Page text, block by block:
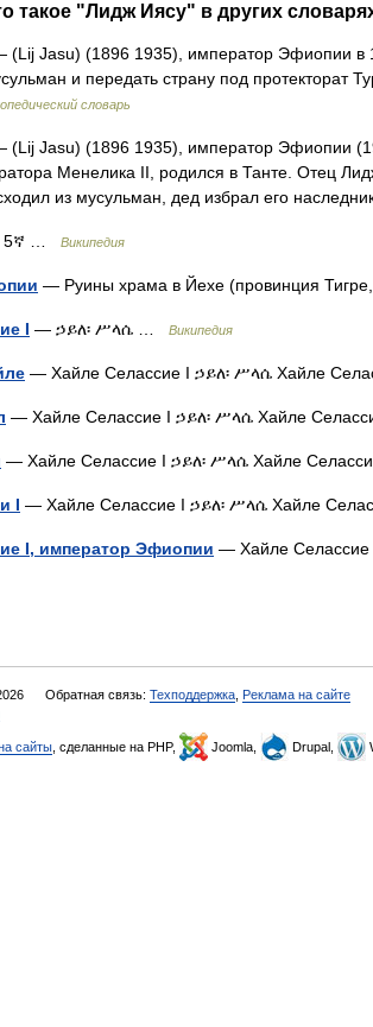
такое "Лидж Иясу" в других
(Lij Jasu) (1896 1935), император Эфиопии в
и передать страну под протекторат
словарь
(Lij Jasu) (1896 1935), император Эфиопии
Менелика II, родился в Танте. Отец
из мусульман, дед избрал его
5ኛ … Википедия
— Руины храма в Йехе (провинция
I — ኃይለ፡ ሥላሴ … Википедия
— Хайле Селассие I ኃይለ፡ ሥላሴ Хайле
— Хайле Селассие I ኃይለ፡ ሥላሴ Хайле
— Хайле Селассие I ኃይለ፡ ሥላሴ Хайле
I — Хайле Селассие I ኃይለ፡ ሥላሴ Хайле
I, император Эфиопии — Хайле Селассие
Обратная связь: Техподдержка Реклама на сайте
сайты , сделанные на PHP, Joomla, Drupal,